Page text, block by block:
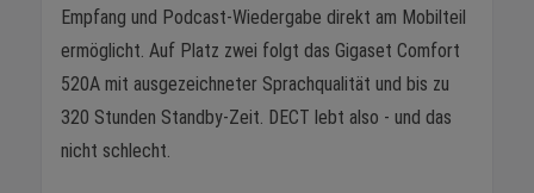
Empfang und Podcast-Wiedergabe direkt am Mobilteil
ermöglicht. Auf Platz zwei folgt das Gigaset Comfort
520A mit ausgezeichneter Sprachqualität und bis zu
320 Stunden Standby-Zeit. DECT lebt also - und das
nicht schlecht.